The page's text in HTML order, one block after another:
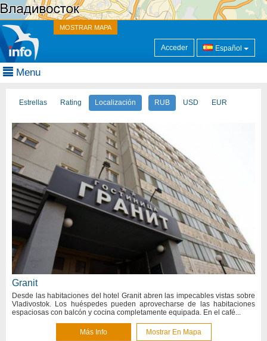
MOSTRAR MAPA
Acceder Español
Menu
Estrellas Rating Localización RUB USD EUR
Granit
Desde las habitaciones del hotel Granit abren las impecables vistas sobre
Vladivostok. Los huéspedes pueden aprovecharse de las habitaciones
espaciosas con balcón y cocina completamente equipada. En el café...
Más Info Mostrar En Mapa